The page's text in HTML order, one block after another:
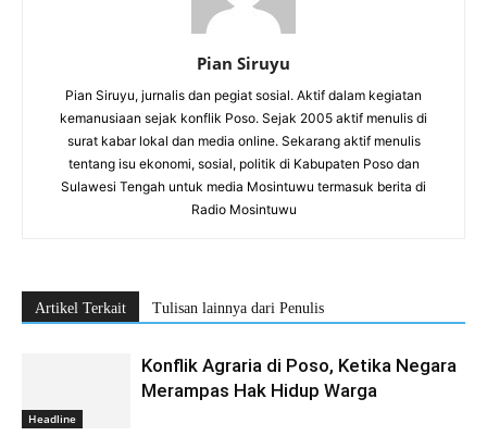
Pian Siruyu
Pian Siruyu, jurnalis dan pegiat sosial. Aktif dalam kegiatan
kemanusiaan sejak konflik Poso. Sejak 2005 aktif menulis di
surat kabar lokal dan media online. Sekarang aktif menulis
tentang isu ekonomi, sosial, politik di Kabupaten Poso dan
Sulawesi Tengah untuk media Mosintuwu termasuk berita di
Radio Mosintuwu
Artikel Terkait Tulisan lainnya dari Penulis
Headline
Konflik Agraria di Poso, Ketika Negara
Merampas Hak Hidup Warga